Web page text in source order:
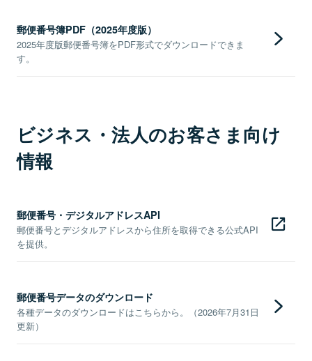
郵便番号簿PDF（2025年度版）
2025年度版郵便番号簿をPDF形式でダウンロードできま
す。
ビジネス・法人のお客さま向け
情報
郵便番号・デジタルアドレスAPI
郵便番号とデジタルアドレスから住所を取得できる公式API
を提供。
郵便番号データのダウンロード
各種データのダウンロードはこちらから。（2026年7月31日
更新）